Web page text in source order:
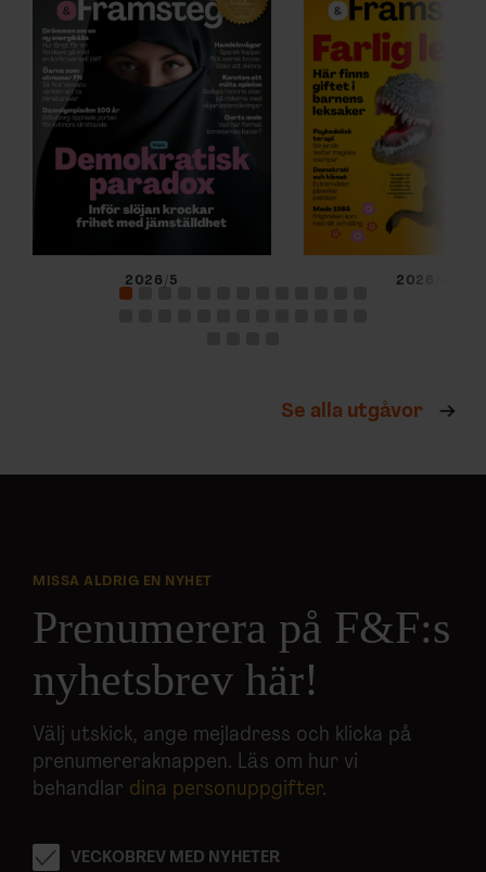
2026/5 2026/4
Se alla utgåvor
MISSA ALDRIG EN NYHET
Prenumerera på F&F:s
nyhetsbrev här!
Välj utskick, ange mejladress och klicka på
prenumereraknappen. Läs om hur vi
behandlar dina personuppgifter.
VECKOBREV MED NYHETER